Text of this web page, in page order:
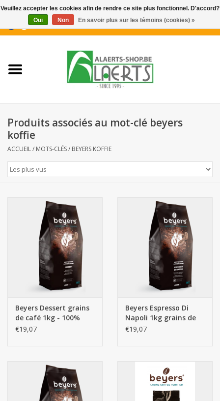
0 Articles - €0,00
Nouveautés
Biscuits pour le café
Biscuits apéritifs / Snacks salés
Botanicals
Bonbons pour la bonbonnière
Produits d'hygiène
Machines à café
Produits associés au mot-clé beyers
koffie
ACCUEIL/ MOTS-CLÉS/ BEYERS KOFFIE
Beyers Dessert grains
de café 1kg - 100%
Arabica
€19,07
Beyers Espresso Di
Napoli 1kg grains de
café
€19,07
Veuillez accepter les cookies afin de rendre ce site plus fonctionnel. D'accord?
Oui
Non En savoir plus sur les témoins (cookies) »